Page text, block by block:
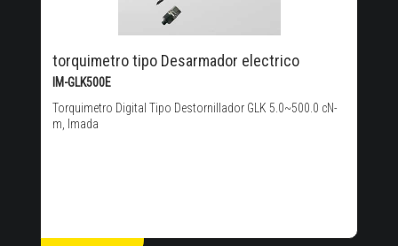
torquimetro tipo Desarmador electrico
IM-GLK500E
Torquimetro Digital Tipo Destornillador GLK 5.0~500.0 cN-
m, Imada